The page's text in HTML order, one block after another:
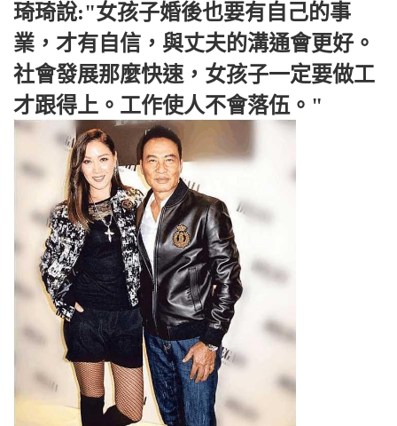
琦琦說:"女孩子婚後也要有自己的事
業，才有自信，與丈夫的溝通會更好。
社會發展那麼快速，女孩子一定要做工
才跟得上。工作使人不會落伍。"